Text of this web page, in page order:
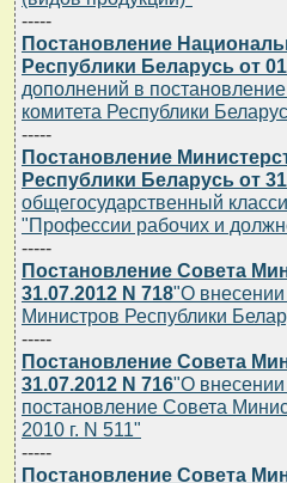
-----
Постановление
Республики Беларусь от
дополнений в
комитета Республики
-----
Постановление
Республики Беларусь от
общегосударственный
"Профессии рабочих и
-----
Постановление Совета
31.07.2012 N 718"О
Министров Республики
-----
Постановление Совета
31.07.2012 N 716"О
постановление Совета
2010 г. N 511"
-----
Постановление Совета